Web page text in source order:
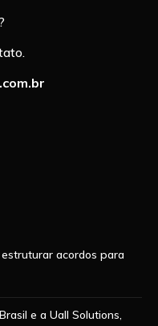
acordos para
e a Uall Solutions,